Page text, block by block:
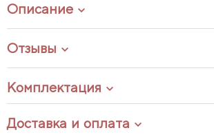
Описание
Отзывы
Комплектация
Доставка и оплата